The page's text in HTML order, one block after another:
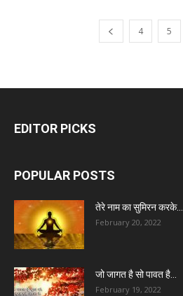
4 5
EDITOR PICKS
POPULAR POSTS
तेरे नाम का सुमिरन करके…
February 20, 2022
जो जागत है सो पावत है…
February 19, 2022